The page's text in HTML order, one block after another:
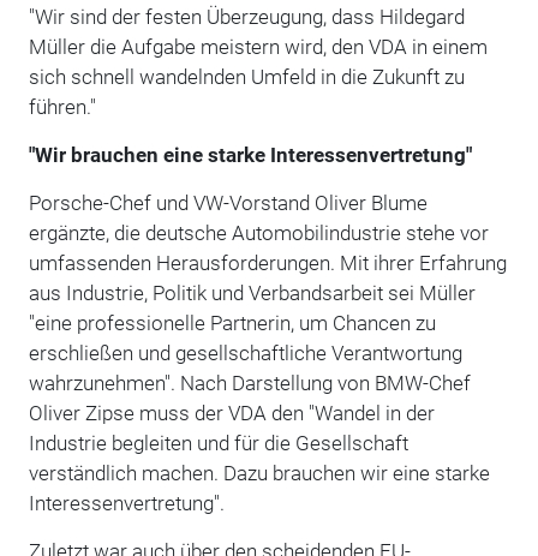
"Wir sind der festen Überzeugung, dass Hildegard
Müller die Aufgabe meistern wird, den VDA in einem
sich schnell wandelnden Umfeld in die Zukunft zu
führen."
"Wir brauchen eine starke Interessenvertretung"
Porsche-Chef und VW-Vorstand Oliver Blume
ergänzte, die deutsche Automobilindustrie stehe vor
umfassenden Herausforderungen. Mit ihrer Erfahrung
aus Industrie, Politik und Verbandsarbeit sei Müller
"eine professionelle Partnerin, um Chancen zu
erschließen und gesellschaftliche Verantwortung
wahrzunehmen". Nach Darstellung von BMW-Chef
Oliver Zipse muss der VDA den "Wandel in der
Industrie begleiten und für die Gesellschaft
verständlich machen. Dazu brauchen wir eine starke
Interessenvertretung".
Zuletzt war auch über den scheidenden EU-